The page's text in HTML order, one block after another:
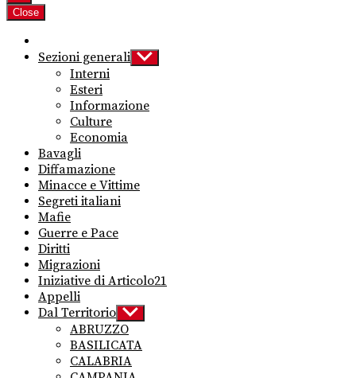
Close
Sezioni generali Show
sub
Interni
Esteri
Informazione
Culture
Economia
Bavagli
Diffamazione
Minacce e Vittime
Segreti italiani
Mafie
Guerre e Pace
Diritti
Migrazioni
Iniziative di Articolo21
Appelli
Dal Territorio Show
sub
menu
ABRUZZO
BASILICATA
CALABRIA